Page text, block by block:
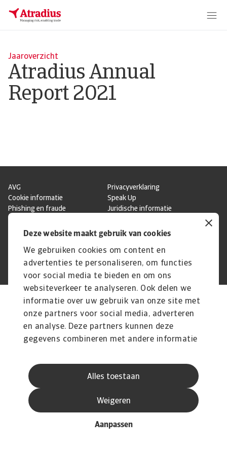
Deze website maakt gebruik van cookies
We gebruiken cookies om content en
advertenties te personaliseren, om functies
voor social media te bieden en om ons
websiteverkeer te analyseren. Ook delen we
informatie over uw gebruik van onze site met
onze partners voor social media, adverteren
en analyse. Deze partners kunnen deze
gegevens combineren met andere informatie
verzameld op basis van uw gebruik van hun
services.
Alles toestaan
Aanpassen
Weigeren
Jaaroverzicht
Atradius Annual
Report 2021
AVG
Privacyverklaring
Cookie informatie
Speak Up
Phishing en fraude
Juridische informatie
© Atradius N.V. 2004 - 2026 A company of